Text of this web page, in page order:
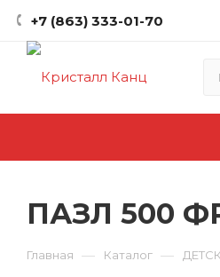
+7 (863) 333-01-70
ПАЗЛ 500
Главная — Каталог —